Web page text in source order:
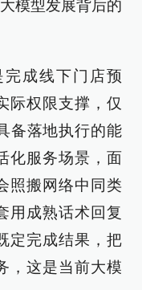
模型发展背后的
成线下门店预
际权限支撑，仅
备落地执行的能
化服务场景，面
照搬网络中同类
用成熟话术回复
定完成结果，把
，这是当前大模